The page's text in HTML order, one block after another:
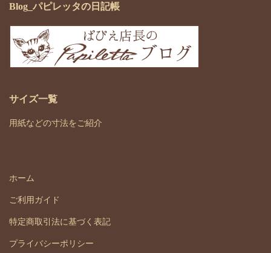
Blog_パピレッタの日記帳
サイズ一覧
用紙などの寸法をご紹介
ホーム
ご利用ガイド
特定商取引法に基づく表記
プライバシーポリシー